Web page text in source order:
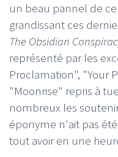
un beau pannel de
grandissant ces
The Obsidian
représenté par les
Proclamation", "Your
"Moonrise" repris à
nombreux les
éponyme n'ait pas
tout avoir en une